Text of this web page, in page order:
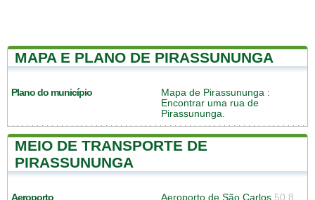
MAPA E PLANO DE PIRASSUNUNGA
Plano do município Mapa de Pirassununga :
Encontrar uma rua de
Pirassununga.
MEIO DE TRANSPORTE DE
PIRASSUNUNGA
Aeroporto Aeroporto de São Carlos 50.8